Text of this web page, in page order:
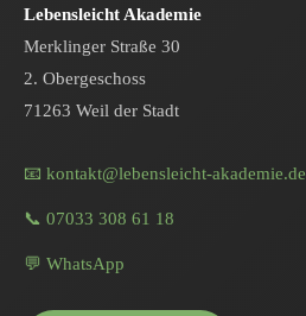
Lebensleicht Akademie
Merklinger Straße 30
2. Obergeschoss
71263 Weil der Stadt
📧 kontakt@lebensleicht-akademie.de
📞 07033 308 61 18
💬 WhatsApp